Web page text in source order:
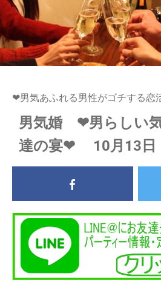
❤男気あふれる男性がゴチする恋
男気婚 ❤男らしい
達の宴❤ 10月13日